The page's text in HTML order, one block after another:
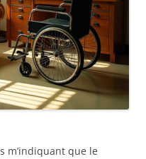
m’indiquant que le